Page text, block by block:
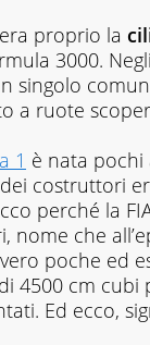
proprio la
3000.
singolo
a ruote
1 è nata pochi
dei costruttori
perché la
nome che
poche ed
4500 cm
Ed ecco,